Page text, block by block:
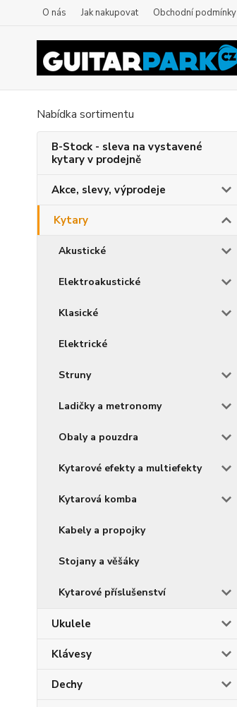
O nás Jak nakupovat Obchodní podmínky
Nabídka sortimentu
B-Stock - sleva na vystavené
kytary v prodejně
Akce, slevy, výprodeje
Kytary
Akustické
Elektroakustické
Klasické
Elektrické
Struny
Ladičky a metronomy
Obaly a pouzdra
Kytarové efekty a multiefekty
Kytarová komba
Kabely a propojky
Stojany a věšáky
Kytarové příslušenství
Ukulele
Klávesy
Dechy